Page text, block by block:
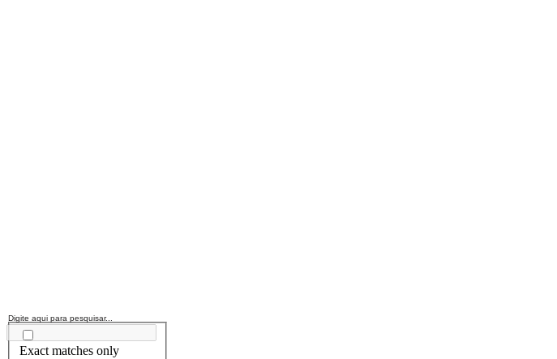
Exact matches only